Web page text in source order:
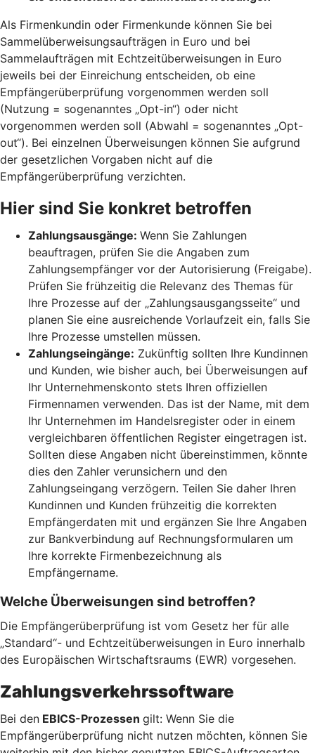
Als Firmenkundin oder Firmenkunde können Sie bei
Sammelüberweisungsaufträgen in Euro und bei
Sammelaufträgen mit Echtzeitüberweisungen in Euro
jeweils bei der Einreichung entscheiden, ob eine
Empfängerüberprüfung vorgenommen werden soll
(Nutzung = sogenanntes „Opt-in“) oder nicht
vorgenommen werden soll (Abwahl = sogenanntes „Opt-
out“). Bei einzelnen Überweisungen können Sie aufgrund
der gesetzlichen Vorgaben nicht auf die
Empfängerüberprüfung verzichten.
Hier sind Sie konkret betroffen
Zahlungsausgänge: Wenn Sie Zahlungen
beauftragen, prüfen Sie die Angaben zum
Zahlungsempfänger vor der Autorisierung (Freigabe).
Prüfen Sie frühzeitig die Relevanz des Themas für
Ihre Prozesse auf der „Zahlungsausgangsseite“ und
planen Sie eine ausreichende Vorlaufzeit ein, falls Sie
Ihre Prozesse umstellen müssen.
Zahlungseingänge: Zukünftig sollten Ihre Kundinnen
und Kunden, wie bisher auch, bei Überweisungen auf
Ihr Unternehmenskonto stets Ihren offiziellen
Firmennamen verwenden. Das ist der Name, mit dem
Ihr Unternehmen im Handelsregister oder in einem
vergleichbaren öffentlichen Register eingetragen ist.
Sollten diese Angaben nicht übereinstimmen, könnte
dies den Zahler verunsichern und den
Zahlungseingang verzögern. Teilen Sie daher Ihren
Kundinnen und Kunden frühzeitig die korrekten
Empfängerdaten mit und ergänzen Sie Ihre Angaben
zur Bankverbindung auf Rechnungsformularen um
Ihre korrekte Firmenbezeichnung als
Empfängername.
Welche Überweisungen sind betroffen?
Die Empfängerüberprüfung ist vom Gesetz her für alle
„Standard“- und Echtzeitüberweisungen in Euro innerhalb
des Europäischen Wirtschaftsraums (EWR) vorgesehen.
Zahlungsverkehrssoftware
Bei den EBICS-Prozessen gilt: Wenn Sie die
Empfängerüberprüfung nicht nutzen möchten, können Sie